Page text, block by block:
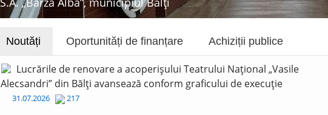
Noutăți Oportunități de finanțare Achiziții publice
Lucrările de renovare a acoperișului Teatrului Național „Vasile
Alecsandri” din Bălți avansează conform graficului de execuție
31.07.2026 217